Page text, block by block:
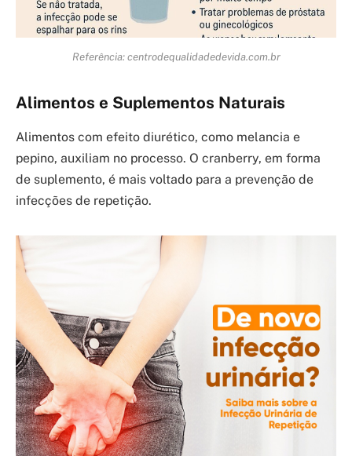
Referência: centrodequalidadedevida.com.br
Alimentos e Suplementos Naturais
Alimentos com efeito diurético, como melancia e
pepino, auxiliam no processo. O cranberry, em forma
de suplemento, é mais voltado para a prevenção de
infecções de repetição.